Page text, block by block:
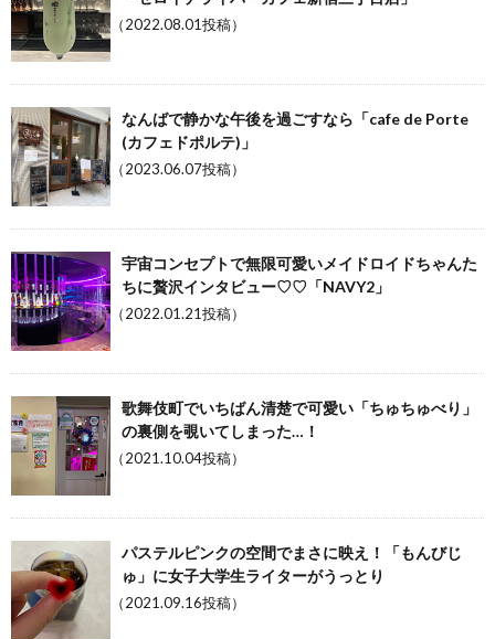
（2022.08.01投稿）
なんばで静かな午後を過ごすなら「cafe de Porte
(カフェドポルテ)」
（2023.06.07投稿）
宇宙コンセプトで無限可愛いメイドロイドちゃんた
ちに贅沢インタビュー♡♡「NAVY2」
（2022.01.21投稿）
歌舞伎町でいちばん清楚で可愛い「ちゅちゅべり」
の裏側を覗いてしまった…！
（2021.10.04投稿）
パステルピンクの空間でまさに映え！「もんびじ
ゅ」に女子大学生ライターがうっとり
（2021.09.16投稿）